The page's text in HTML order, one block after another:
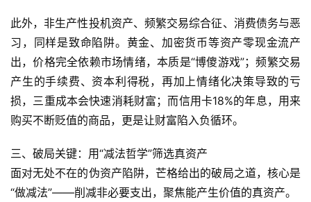
记
录
经
验
教
程
软
件
应
此外，非生产性投机资产、频繁交易综合征、消费债务与恶
习，同样是致命陷阱。黄金、加密货币等资产零现金流产
出，价格完全依赖市场情绪，本质是“博傻游戏”；频繁交易
产生的手续费、资本利得税，再加上情绪化决策导致的亏
损，三重成本会快速消耗财富；而信用卡18%的年息，用来
购买不断贬值的商品，更是让财富陷入负循环。
三、破局关键：用“减法哲学”筛选真资产
面对无处不在的伪资产陷阱，芒格给出的破局之道，核心是
“做减法”——削减非必要支出，聚焦能产生价值的真资产。